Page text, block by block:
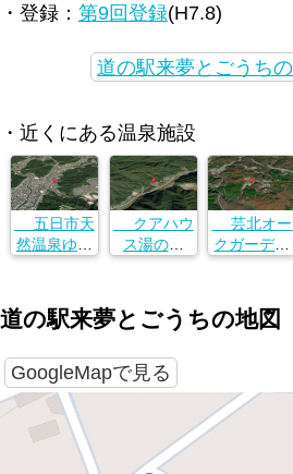
・登録： 第9回登録(H7.8)
道の駅来夢とごうち
・近くにある温泉施設
五日市天
然温泉ゆら
市佐伯区利
松２丁目１
クアハウ
ス湯の山
来町大字和
田４４３
芸北オー
クガーデン
細見１４５
−１０４
道の駅来夢とごうちの地図
GoogleMapで見る